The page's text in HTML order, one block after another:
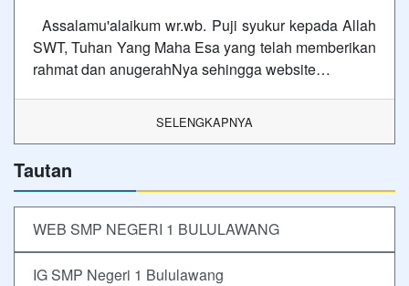
Assalamu'alaikum wr.wb. Puji syukur kepada Allah
SWT, Tuhan Yang Maha Esa yang telah memberikan
rahmat dan anugerahNya sehingga website…
SELENGKAPNYA
Tautan
WEB SMP NEGERI 1 BULULAWANG
IG SMP Negeri 1 Bululawang